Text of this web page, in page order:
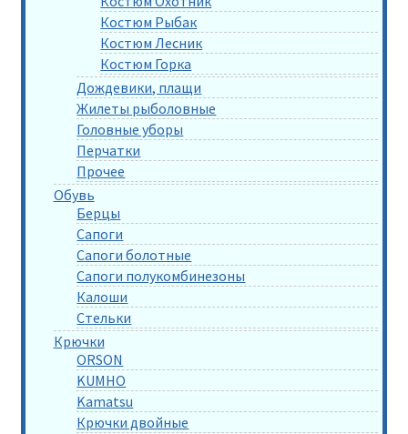
Костюм Рыбак
Костюм Лесник
Костюм Горка
Дождевики, плащи
Жилеты рыболовные
Головные уборы
Перчатки
Прочее
Обувь
Берцы
Сапоги
Сапоги болотные
Сапоги полукомбинезоны
Калоши
Стельки
Крючки
ORSON
KUMHO
Kamatsu
Крючки двойные